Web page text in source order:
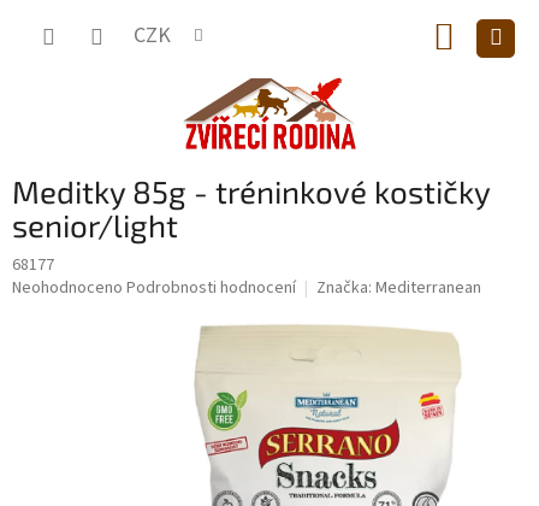
CZK
KOŠÍK
Meditky 85g - tréninkové kostičky
senior/light
68177
Průměrné
Neohodnoceno Podrobnosti hodnocení Značka: Mediterranean